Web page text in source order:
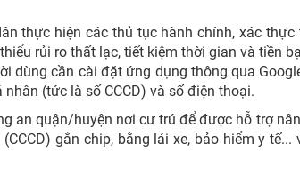
thực hiện các thủ tục hành chính, xác thực
rủi ro thất lạc, tiết kiệm thời gian và tiền
dùng cần cài đặt ứng dụng thông qua
(tức là số CCCD) và số điện thoại.
an quận/huyện nơi cư trú để được hỗ trợ
gắn chip, bằng lái xe, bảo hiểm y tế...